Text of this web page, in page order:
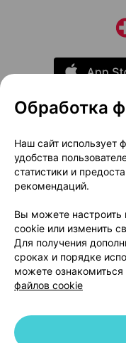
О
Размещение
Способы
Обработка
Наш сайт использует
удобства
статистики и
рекомендаций.
Вы можете настроить
cookie или изменить
Для получения
сроках и порядке
можете
файлов cookie